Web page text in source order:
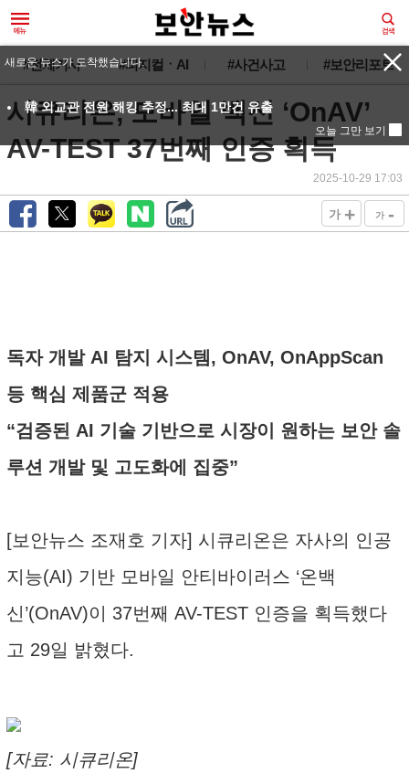
#전체기사 #피지컬ㆍAI #사건사고 #보안리포트
시큐리온, 모바일 백신 ‘OnAV’
AV-TEST 37번째 인증 획득
2025-10-29 17:03
가 + 가 -
독자 개발 AI 탐지 시스템, OnAV, OnAppScan
등 핵심 제품군 적용
“검증된 AI 기술 기반으로 시장이 원하는 보안 솔
루션 개발 및 고도화에 집중”
[보안뉴스 조재호 기자] 시큐리온은 자사의 인공
지능(AI) 기반 모바일 안티바이러스 ‘온백
신’(OnAV)이 37번째 AV-TEST 인증을 획득했다
고 29일 밝혔다.
[자료: 시큐리온]
새로운 뉴스가 도착했습니다.
韓 외교관 전원 해킹 추정... 최대 1만건 유출
오늘 그만 보기